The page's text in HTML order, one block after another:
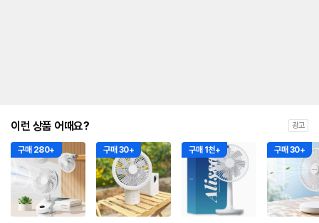
이런 상품 어때요? 광고
구매 280+ 구매 30+ 구매 1천+ 구매 30+